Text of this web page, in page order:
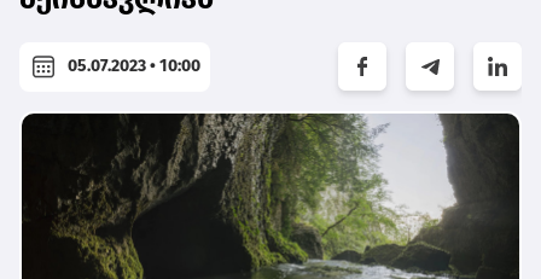
05.07.2023 • 10:00